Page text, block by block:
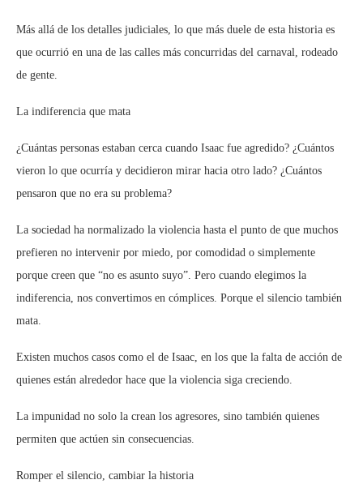
Más allá de los detalles judiciales, lo que más duele de esta historia es
que ocurrió en una de las calles más concurridas del carnaval, rodeado
de gente.
La indiferencia que mata
¿Cuántas personas estaban cerca cuando Isaac fue agredido? ¿Cuántos
vieron lo que ocurría y decidieron mirar hacia otro lado? ¿Cuántos
pensaron que no era su problema?
La sociedad ha normalizado la violencia hasta el punto de que muchos
prefieren no intervenir por miedo, por comodidad o simplemente
porque creen que “no es asunto suyo”. Pero cuando elegimos la
indiferencia, nos convertimos en cómplices. Porque el silencio también
mata.
Existen muchos casos como el de Isaac, en los que la falta de acción de
quienes están alrededor hace que la violencia siga creciendo.
La impunidad no solo la crean los agresores, sino también quienes
permiten que actúen sin consecuencias.
Romper el silencio, cambiar la historia